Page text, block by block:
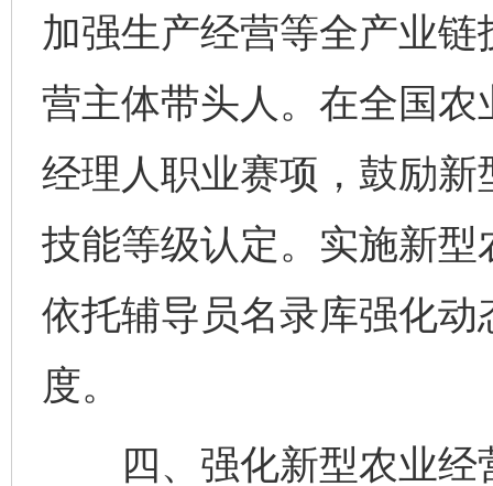
加强生产经营等全产业
营主体带头人。在全国
经理人职业赛项，鼓励
技能等级认定。实施新
依托辅导员名录库强化
度。
四、强化新型农业经